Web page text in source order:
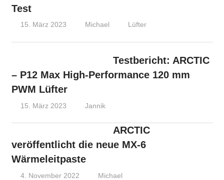
Test
15. März 2023 Michael Lüfter
Testbericht: ARCTIC
– P12 Max High-Performance 120 mm
PWM Lüfter
15. März 2023 Jannik
ARCTIC
veröffentlicht die neue MX-6
Wärmeleitpaste
4. November 2022 Michael